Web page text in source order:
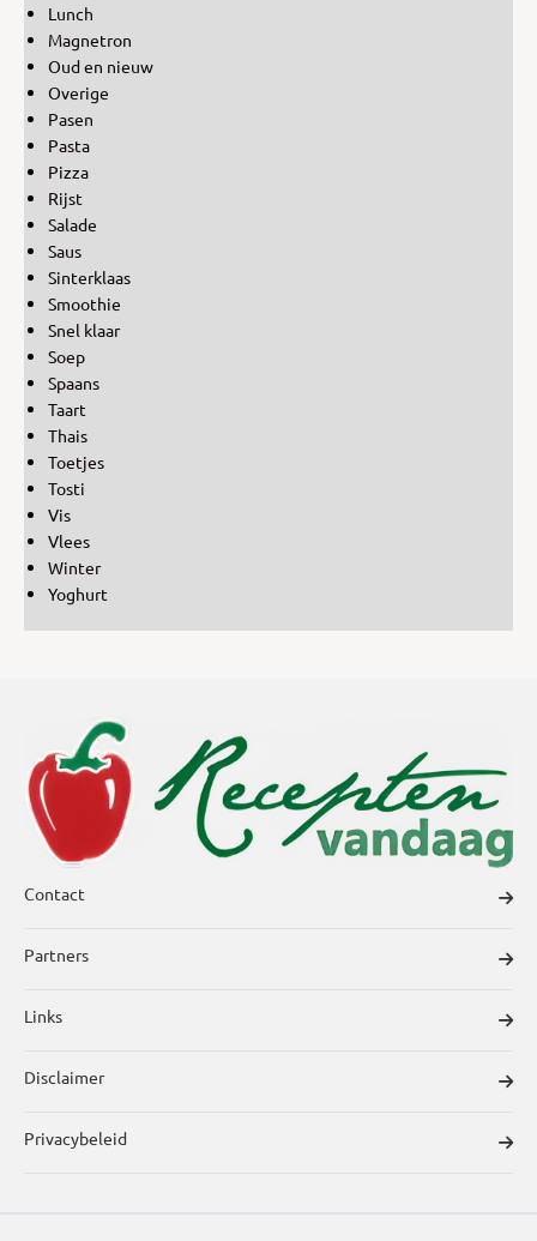
Lunch
Magnetron
Oud en nieuw
Overige
Pasen
Pasta
Pizza
Rijst
Salade
Saus
Sinterklaas
Smoothie
Snel klaar
Soep
Spaans
Taart
Thais
Toetjes
Tosti
Vis
Vlees
Winter
Yoghurt
Contact
Partners
Links
Disclaimer
Privacybeleid